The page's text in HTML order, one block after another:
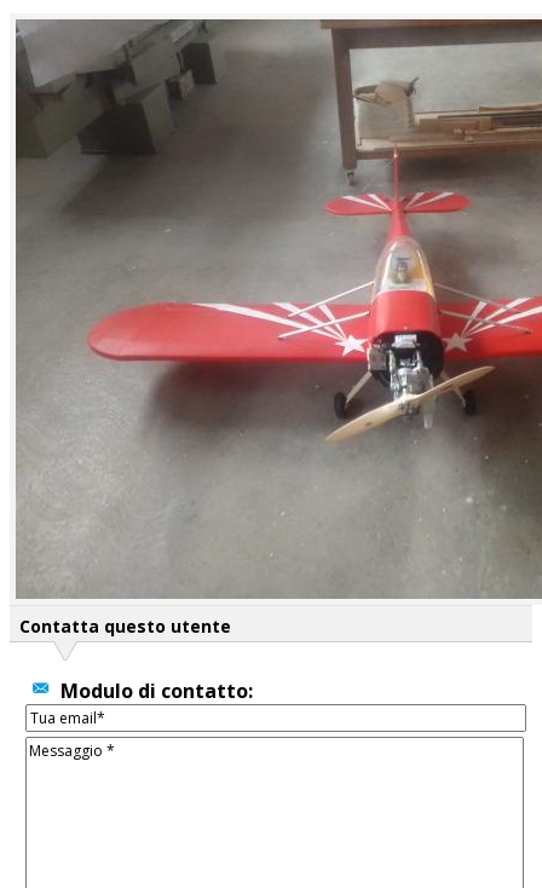
Contatta questo utente
Modulo di contatto: